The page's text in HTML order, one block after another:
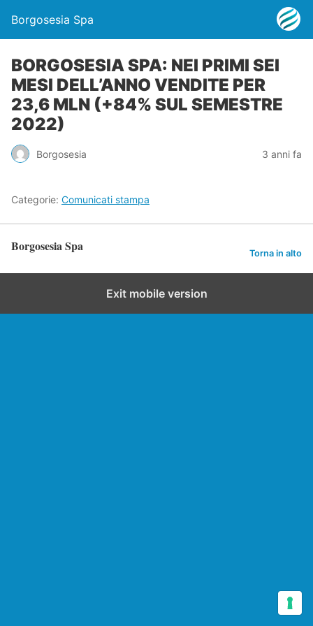
Borgosesia Spa
BORGOSESIA SPA: NEI PRIMI SEI
MESI DELL’ANNO VENDITE PER
23,6 MLN (+84% SUL SEMESTRE
2022)
Borgosesia 3 anni fa
Categorie: Comunicati stampa
Borgosesia Spa Torna in alto
Exit mobile version